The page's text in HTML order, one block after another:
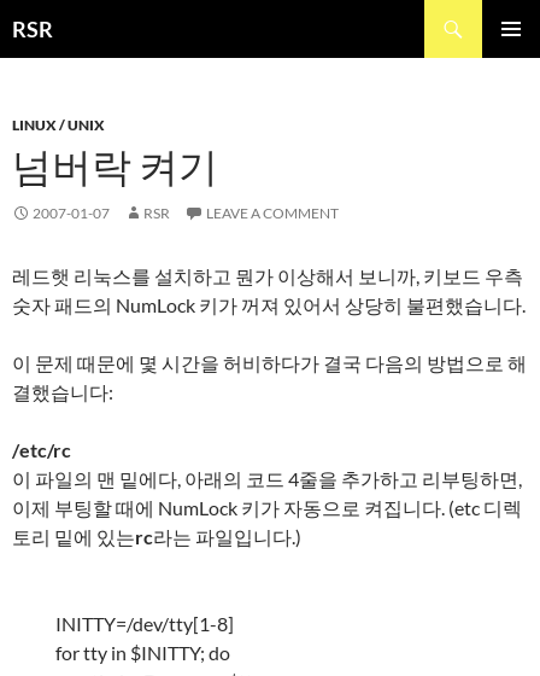
toRSR
LINUX / UNIX
넘버락 켜기
2007-01-07 RSR LEAVE A COMMENT
레드햇 리눅스를 설치하고 뭔가 이상해서 보니까, 키보드 우측
숫자 패드의 NumLock 키가 꺼져 있어서 상당히 불편했습니다.
이 문제 때문에 몇 시간을 허비하다가 결국 다음의 방법으로 해
결했습니다:
/etc/rc
이 파일의 맨 밑에다, 아래의 코드 4줄을 추가하고 리부팅하면,
이제 부팅할 때에 NumLock 키가 자동으로 켜집니다. (etc 디렉
토리 밑에 있는rc라는 파일입니다.)
INITTY=/dev/tty[1-8]
for tty in $INITTY; do